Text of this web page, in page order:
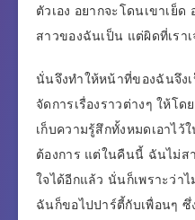
ตัวเอง อยากจะโดนเขาเย็
สาวของฉันเป็น แต่ผิดที่เรา
นั่นจึงทำให้หน้าที่ของฉันจึง
จัดการเรื่องราวต่างๆ ให้โ
เก็บความรู้สึกทั้งหมดเอาไว้
ต้องการ แต่ในคืนนี้ ฉันไม่ส
ใจได้อีกแล้ว นั่นก็เพราะว่า
ฉันก็ขอไปปาร์ตี้กับเพื่อนๆ ซึ่